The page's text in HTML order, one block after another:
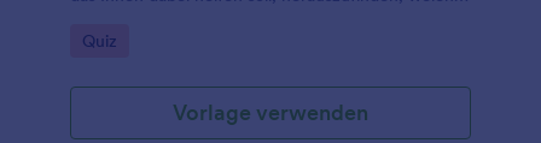
Go to Category:
Quiz
Vorlage verwenden